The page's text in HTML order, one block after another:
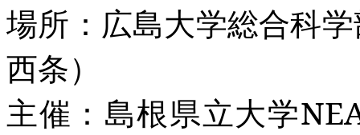
場所：広島大学総合科
西条）
主催：島根県立大学